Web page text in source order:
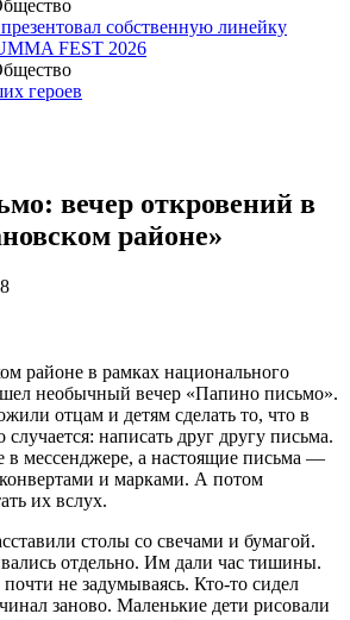
собственную линейку
FEST 2026
героев
вечер откровений в
районе»
районе в рамках национального
необычный вечер «Папино письмо».
отцам и детям сделать то, что в
написать друг другу письма.
в мессенджере, а настоящие письма —
и марками. А потом
их вслух.
столы со свечами и бумагой.
отдельно. Им дали час тишины.
не задумываясь. Кто-то сидел
заново. Маленькие дети рисовали